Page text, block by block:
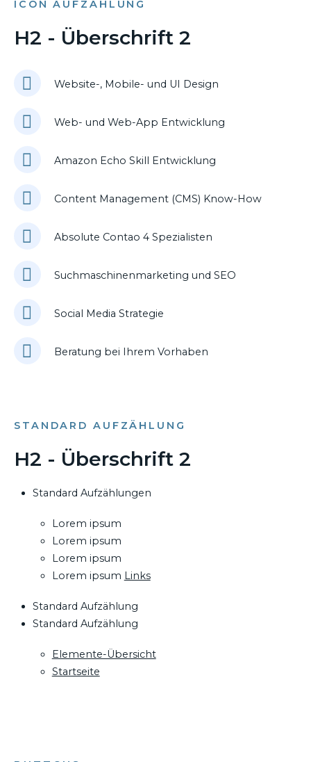
ICON AUFZÄHLUNG
H2 - Überschrift 2
Website-, Mobile- und UI Design
Web- und Web-App Entwicklung
Amazon Echo Skill Entwicklung
Content Management (CMS) Know-How
Absolute Contao 4 Spezialisten
Suchmaschinenmarketing und SEO
Social Media Strategie
Beratung bei Ihrem Vorhaben
STANDARD AUFZÄHLUNG
H2 - Überschrift 2
Standard Aufzählungen
Lorem ipsum
Lorem ipsum
Lorem ipsum
Lorem ipsum Links
Standard Aufzählung
Standard Aufzählung
Elemente-Übersicht
Startseite